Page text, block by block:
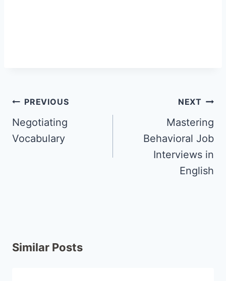
PREVIOUS
Negotiating
Vocabulary
NEXT
Mastering
Behavioral Job
Interviews in
English
Similar Posts